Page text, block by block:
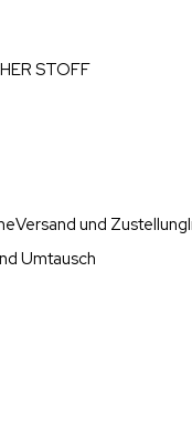
STOFF
Versand und Zustellung
Umtausch